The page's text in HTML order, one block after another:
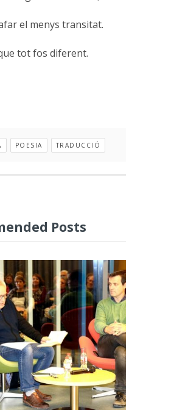
el menys transitat.
tot fos diferent.
POESIA TRADUCCIÓ
Posts